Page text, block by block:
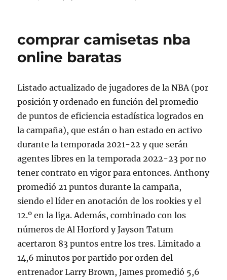
comprar camisetas nba
online baratas
Listado actualizado de jugadores de la NBA (por
posición y ordenado en función del promedio
de puntos de eficiencia estadística logrados en
la campaña), que están o han estado en activo
durante la temporada 2021-22 y que serán
agentes libres en la temporada 2022-23 por no
tener contrato en vigor para entonces. Anthony
promedió 21 puntos durante la campaña,
siendo el líder en anotación de los rookies y el
12.º en la liga. Además, combinado con los
números de Al Horford y Jayson Tatum
acertaron 83 puntos entre los tres. Limitado a
14,6 minutos por partido por orden del
entrenador Larry Brown, James promedió 5,6